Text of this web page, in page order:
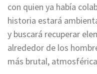
con quien ya había
historia estará
y buscará recuperar
alrededor de los
más brutal,